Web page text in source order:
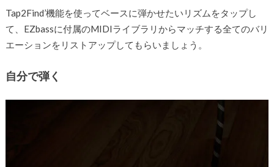
Tap2Find’機能を使ってベースに弾かせたいリズムをタップし
て、EZbassに付属のMIDIライブラリからマッチする全てのバリ
エーションをリストアップしてもらいましょう。
自分で弾く